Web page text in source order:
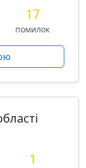
17
помилок
1